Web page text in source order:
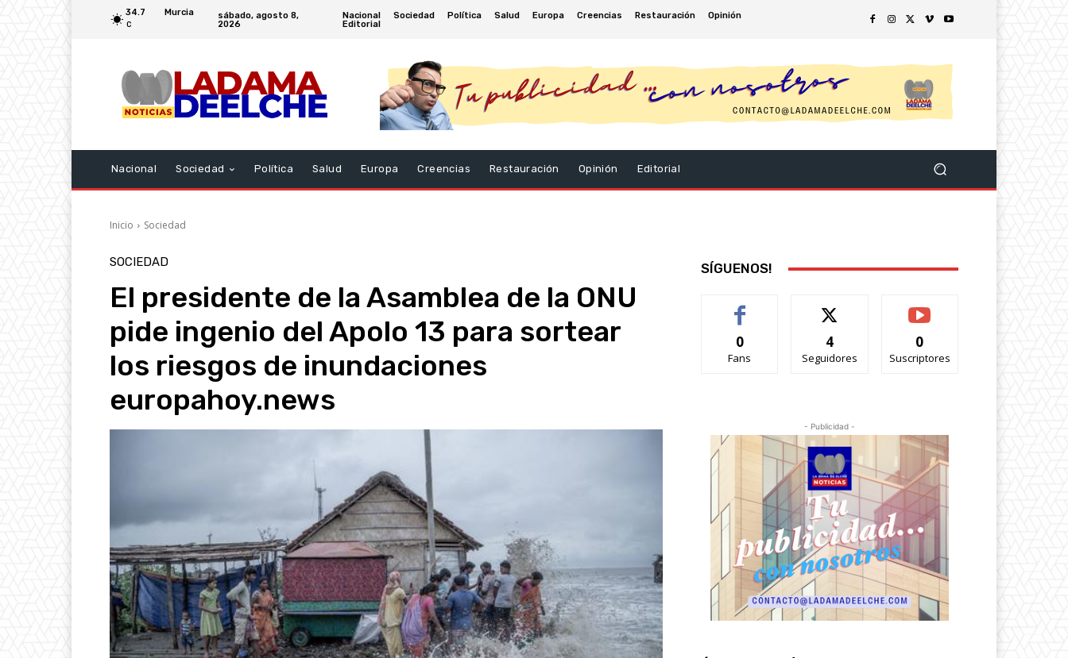
34.7
C
Murcia
sábado, agosto 8,
2026
Nacional Sociedad Política Salud Europa Creencias Restauración
Opinión
Editorial
Nacional Sociedad Política Salud Europa Creencias Restauración Opinión Editorial
Inicio Sociedad
SOCIEDAD
El presidente de la Asamblea de la ONU
pide ingenio del Apolo 13 para sortear
los riesgos de inundaciones
europahoy.news
SÍGUENOS!
0
Fans
4
Seguidores
0
Suscriptores
- Publicidad -